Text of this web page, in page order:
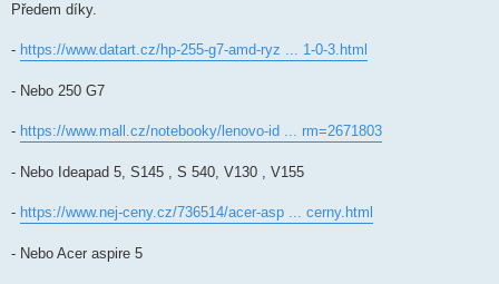
Předem díky.
- https://www.datart.cz/hp-255-g7-amd-ryz ... 1-0-3.html
- Nebo 250 G7
- https://www.mall.cz/notebooky/lenovo-id ... rm=2671803
- Nebo Ideapad 5, S145 , S 540, V130 , V155
- https://www.nej-ceny.cz/736514/acer-asp ... cerny.html
- Nebo Acer aspire 5